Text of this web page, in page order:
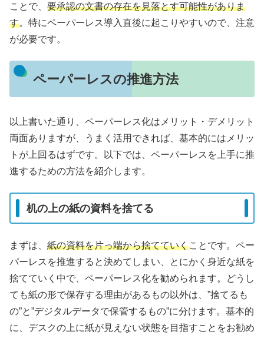
ことで、 要承認の文書の存在を見落とす可能性がありま
す。特にペーパーレス導入直後に起こりやすいので、注意
が必要です。
ペーパーレスの推進方法
以上書いた通り、ペーパーレス化はメリット・デメリット
両面ありますが、うまく活用できれば、基本的にはメリッ
トが上回るはずです。以下では、ペーパーレスを上手に推
進するための方法を紹介します。
机の上の紙の資料を捨てる
まずは、 紙の資料を片っ端から捨てていくことです。ペー
パーレスを推進すると決めてしまい、とにかく身近な紙を
捨てていく中で、ペーパーレス化を勧められます。どうし
ても紙の形で保存する理由があるもの以外は、”捨てるも
の”と”デジタルデータで保管するもの”に分けます。基本的
に、デスクの上に紙が見えない状態を目指すことをお勧め